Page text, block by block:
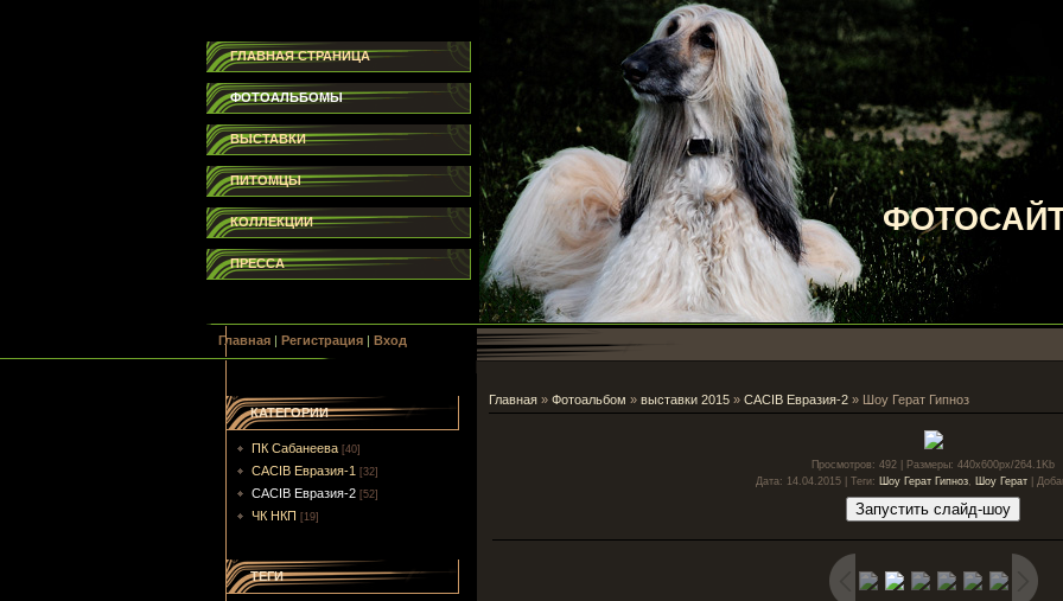
ФОТОСАЙТ
ГЛАВНАЯ СТРАНИЦА
ФОТОАЛЬБОМЫ
ВЫСТАВКИ
ПИТОМЦЫ
КОЛЛЕКЦИИ
ПРЕССА
Главная| Регистрация| Вход
КАТЕГОРИИ
ПК Сабанеева [40]
CACIB Евразия-1 [32]
CACIB Евразия-2 [52]
ЧК НКП [19]
ТЕГИ
Главная» Фотоальбом » выставки 2015» CACIB Евразия-2» Шоу Герат Гипноз
Просмотров: 492 | Размеры: 440x600px/264.1Kb
Дата: 14.04.2015 | Теги: Шоу Герат Гипноз, Шоу Герат|